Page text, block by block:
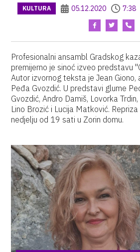
KULTURA 05.12.2020 7:38
Profesionalni ansambl Gradskog
premijerno je sinoć izveo predstavu
Autor izvornog teksta je Jean Giono,
Peđa Gvozdić. U predstavi glume
Gvozdić, Andro Damiš, Lovorka
Lino Brozić i Lucija Matković.
nedjelju od 19 sati u Zorin domu.